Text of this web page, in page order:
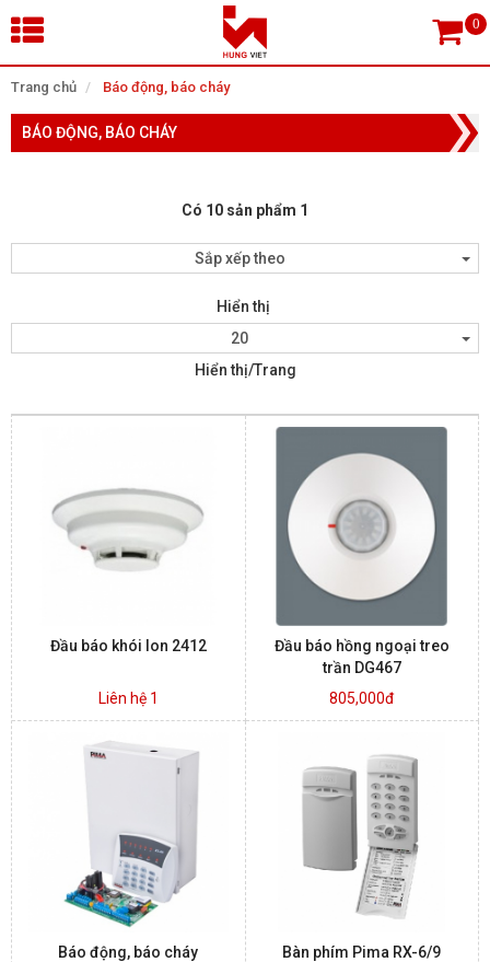
Trang chủ Báo động, báo cháy
BÁO ĐỘNG, BÁO CHÁY
Có 10 sản phẩm 1
Sắp xếp theo
Hiển thị
20
Hiển thị/Trang
Đầu báo khói Ion 2412
Liên hệ 1
Đầu báo hồng ngoại treo
trần DG467
805,000đ
Báo động, báo cháy
Bàn phím Pima RX-6/9
×
Tìm theo danh mục
Tìm kiếm
TRANG CHỦ
THIẾT BỊ SIÊU THỊ, THƯ VIỆN
KIỂM SOÁT VÀO RA
BÁO ĐỘNG, BÁO CHÁY
LIÊN HỆ